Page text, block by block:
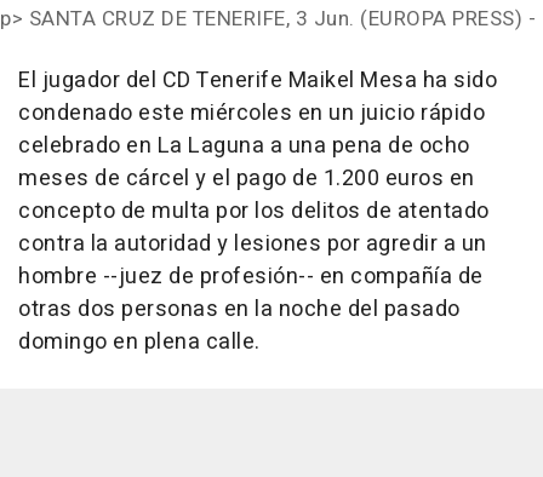
p> SANTA CRUZ DE TENERIFE, 3 Jun. (EUROPA PRESS) -
El jugador del CD Tenerife Maikel Mesa ha sido
condenado este miércoles en un juicio rápido
celebrado en La Laguna a una pena de ocho
meses de cárcel y el pago de 1.200 euros en
concepto de multa por los delitos de atentado
contra la autoridad y lesiones por agredir a un
hombre --juez de profesión-- en compañía de
otras dos personas en la noche del pasado
domingo en plena calle.